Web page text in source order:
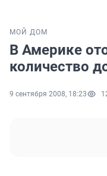
МОЙ ДОМ
В Америке
количество
9 сентября 2008, 18:23